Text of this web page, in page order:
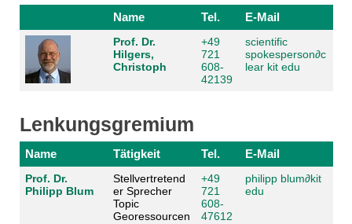
Name Tel. E-Mail
Prof. Dr.
Hilgers,
Christoph
+49
721
608-
42139
scientific
spokesperson∂c
lear kit edu
Lenkungsgremium
Name Tätigkeit Tel. E-Mail
Prof. Dr.
Philipp Blum
Stellvertretend
er Sprecher
Topic
Georessourcen
+49
721
608-
47612
philipp blum∂kit
edu